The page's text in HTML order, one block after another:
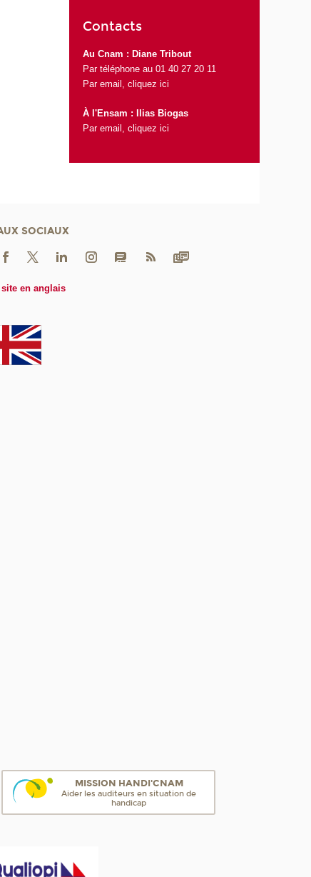
Contacts
Au Cnam : Diane Tribout
Par téléphone au 01 40 27 20 11
Par email,cliquez ici
À l'Ensam : Ilias Biogas
Par email,cliquez ici
SOCIAUX
en anglais
MISSION HANDI'CNAM
Aider les auditeurs en situation de
handicap